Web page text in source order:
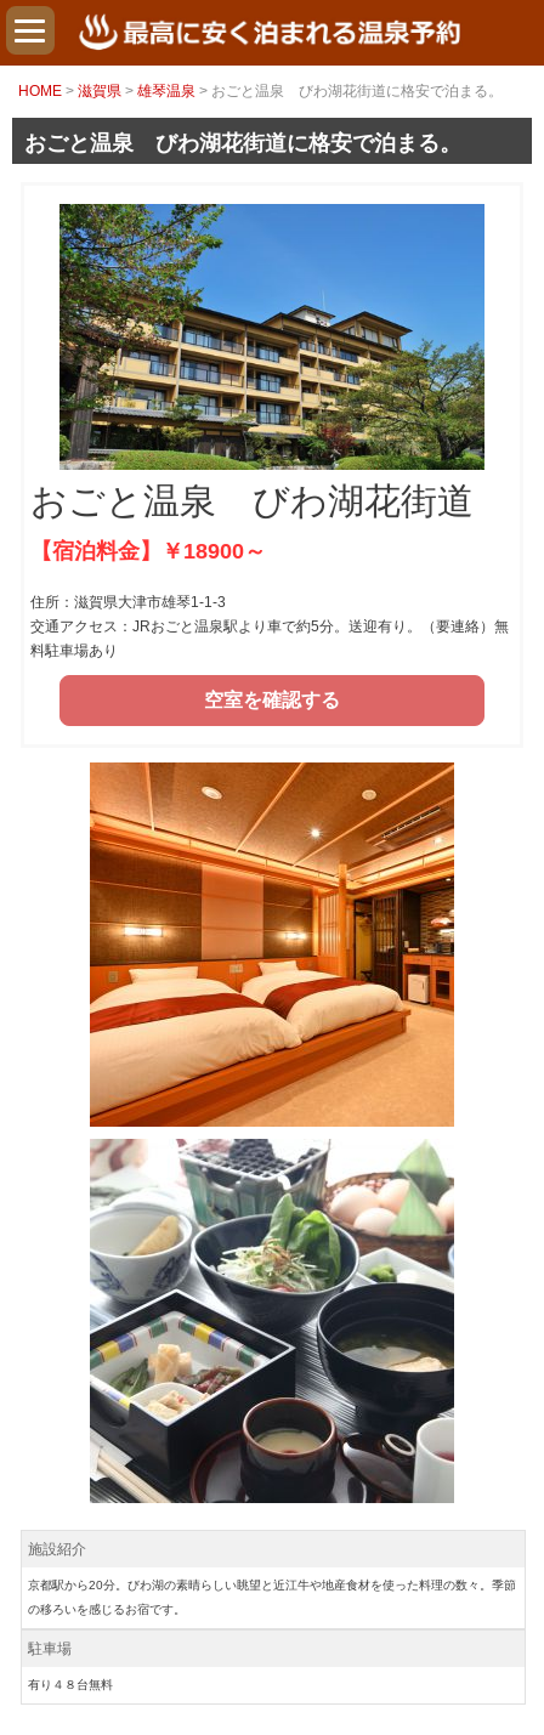
HOME > 滋賀県 > 雄琴温泉 > おごと温泉 びわ湖花街道に格安で泊まる。
おごと温泉 びわ湖花街道に格安で泊まる。
おごと温泉 びわ湖花街道
【宿泊料金】￥18900～
住所：滋賀県大津市雄琴1-1-3
交通アクセス：JRおごと温泉駅より車で約5分。送迎有り。（要連絡）無
料駐車場あり
空室を確認する
施設紹介
京都駅から20分。びわ湖の素晴らしい眺望と近江牛や地産食材を使った料理の数々。季節
の移ろいを感じるお宿です。
駐車場
有り４８台無料